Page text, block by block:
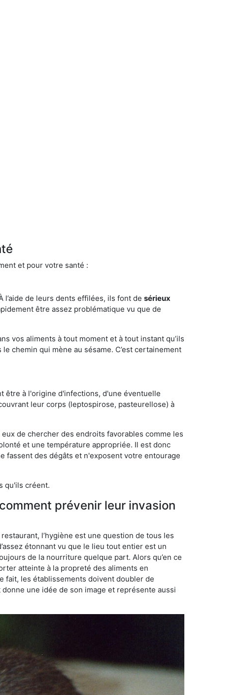
et pour votre santé :
de leurs dents effilées, ils font de sérieux
être assez problématique vu que de
vos aliments à tout moment et à tout instant qu’ils
chemin qui mène au sésame. C’est certainement
être à l'origine d'infections, d'une éventuelle
leur corps (leptospirose, pasteurellose) à
de chercher des endroits favorables comme les
et une température appropriée. Il est donc
fassent des dégâts et n'exposent votre entourage
qu'ils créent.
prévenir leur invasion
l’hygiène est une question de tous les
étonnant vu que le lieu tout entier est un
de la nourriture quelque part. Alors qu’en ce
atteinte à la propreté des aliments en
fait, les établissements doivent doubler de
une idée de son image et représente aussi